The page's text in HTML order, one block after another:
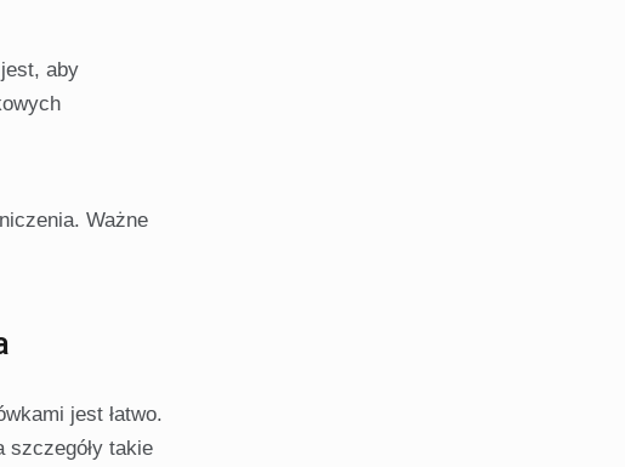
aby
Ważne
jest łatwo.
takie